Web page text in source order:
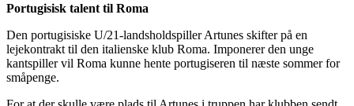
Portugisisk talent til Roma
Den portugisiske U/21-landsholdspiller Artunes skifter på en
lejekontrakt til den italienske klub Roma. Imponerer den unge
kantspiller vil Roma kunne hente portugiseren til næste sommer for
småpenge.